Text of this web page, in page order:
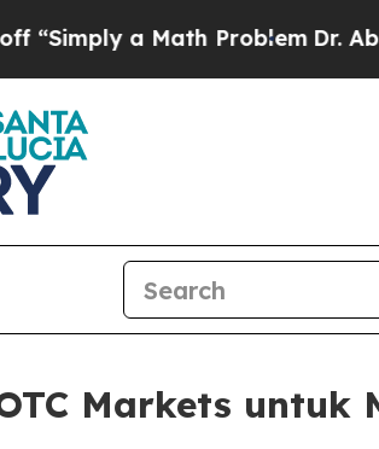
a Math Problem Dr. Abdul El-
Markets untuk